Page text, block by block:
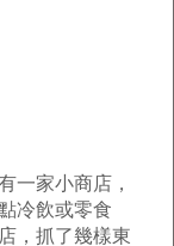
家小商店，
冷飲或零食
，抓了幾樣東